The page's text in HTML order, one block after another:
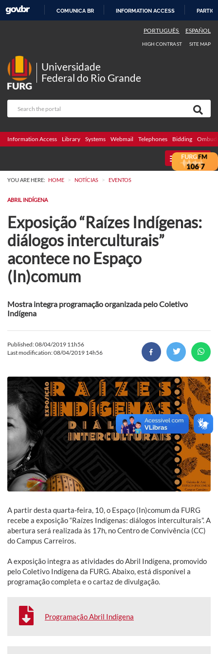
COMUNICA BR INFORMATION ACCESS
PORTUGUÊS ESPAÑOL
HIGH CONTRAST SITE MAP
Universidade
Federal do Rio Grande
Information Access Library Systems Webmail Telephones Bidding
MENU
YOU ARE HERE: HOME > NOTÍCIAS > EVENTOS
ABRIL INDÍGENA
Exposição “Raízes Indígenas:
diálogos interculturais”
acontece no Espaço
(In)comum
Mostra integra programação organizada pelo Coletivo
Indígena
Published: 08/04/2019 11h56
Last modification: 08/04/2019 14h56
A partir desta quarta-feira, 10, o Espaço (In)comum da FURG
recebe a exposição “Raízes Indígenas: diálogos interculturais”. A
abertura será realizada às 17h, no Centro de Convivência (CC)
do Campus Carreiros.
A exposição integra as atividades do Abril Indígena, promovido
pelo Coletivo Indígena da FURG. Abaixo, está disponível a
programação completa e o cartaz de divulgação.
Programação Abril Indígena